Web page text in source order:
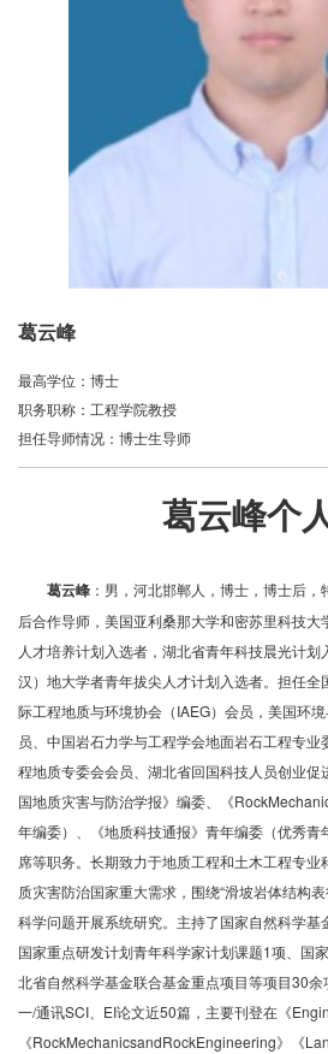
葛云峰
最高学位：博士
职务职称：工程学院教授
担任导师情况：博士生导师
葛云峰个
葛云峰 ：男，河北邯郸人，博士，博士后
后合作导师，美国亚利桑那大学和密苏里科技
人才培养计划入选者，湖北省青年科技晨光计
汉）地大学者青年拔尖人才计划入选者。担任全
际工程地质与环境协会（IAEG）会员，美国环
员、中国岩石力学与工程学会地面岩石工程专
程地质专委会会员、湖北省回国科技人员创业促
国地质灾害与防治学报》编委、《
年编委）、《地质科技通报》青年编委（优秀青
席等职务。长期致力于地质工程和土木工程专
质灾害防治国家重大需求，围绕“滑坡岩体结构
科学问题开展系统研究。主持了国家自然科学基
国家重点研发计划青年科学家计划课题1项、国
北省自然科学基金联合基金重点项目等项目30
一/通讯SCI、EI论文近50篇，主要刊登在《
《RockMechanicsandRockEngineering》《